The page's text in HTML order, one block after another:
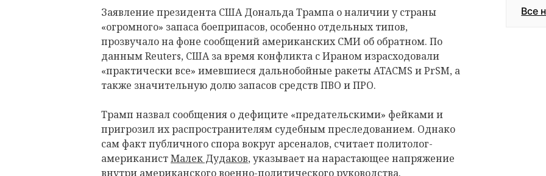
Заявление президента США Дональда Трампа о наличии у страны
«огромного» запаса боеприпасов, особенно отдельных типов,
прозвучало на фоне сообщений американских СМИ об обратном. По
данным Reuters, США за время конфликта с Ираном израсходовали
«практически все» имевшиеся дальнобойные ракеты ATACMS и PrSM, а
также значительную долю запасов средств ПВО и ПРО.
Трамп назвал сообщения о дефиците «предательскими» фейками и
пригрозил их распространителям судебным преследованием. Однако
сам факт публичного спора вокруг арсеналов, считает политолог-
американистМалек Дудаков, указывает на нарастающее напряжение
внутри американского военно-политического руководства.
Все